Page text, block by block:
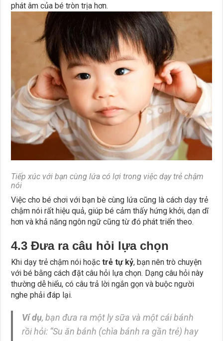
phát âm của bé tròn trịa hơn.
Tiếp xúc với bạn cùng lứa có lợi trong việc dạy trẻ chậm
nói
Việc cho bé chơi với bạn bè cùng lứa cũng là cách dạy trẻ
chậm nói rất hiệu quả, giúp bé cảm thấy hứng khởi, dạn dĩ
hơn và khả năng ngôn ngữ cũng từ đó phát triển theo.
4.3 Đưa ra câu hỏi lựa chọn
Khi dạy trẻ chậm nói hoặctrẻ tự kỷ, bạn nên trò chuyện
với bé bằng cách đặt câu hỏi lựa chọn. Dạng câu hỏi này
thường dễ hiểu, có câu trả lời ngắn gọn và buộc người
nghe phải đáp lại.
Ví dụ, bạn đưa ra một ly sữa và một cái bánh
rồi hỏi: “Su ăn bánh (chìa bánh ra gần trẻ) hay